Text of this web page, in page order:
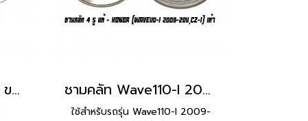
จานคลัท X-1 Spark 4 ขา แท้ศูนย์ ยี่ห้อ Yamaha ชามคลัท Wave110-I 2009-2011 CZ-I เท้า 4 รู แท้ศูนย์ ยี่ห้อ Honda
ใช้สำหรับรถรุ่น Wave110-I 2009-